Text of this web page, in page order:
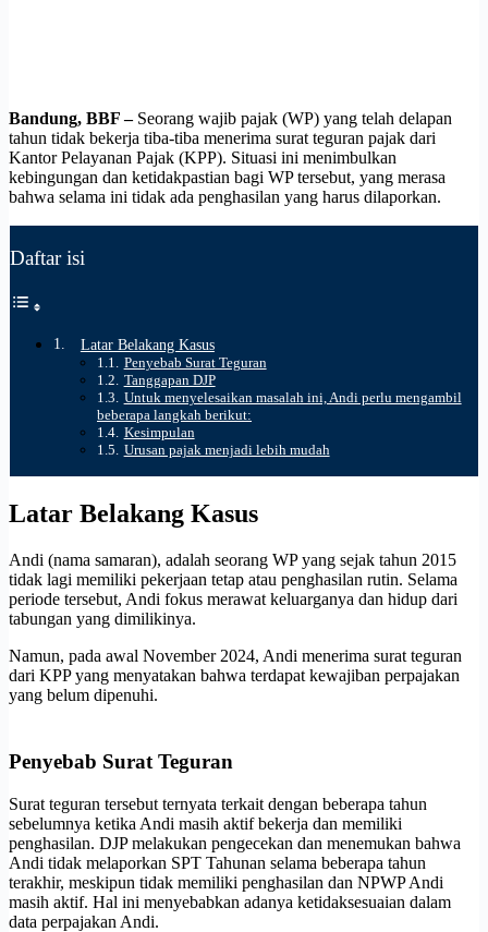
Bandung, BBF – Seorang wajib pajak (WP) yang telah delapan
tahun tidak bekerja tiba-tiba menerima surat teguran pajak dari
Kantor Pelayanan Pajak (KPP). Situasi ini menimbulkan
kebingungan dan ketidakpastian bagi WP tersebut, yang merasa
bahwa selama ini tidak ada penghasilan yang harus dilaporkan.
Daftar isi
Latar Belakang Kasus
Penyebab Surat Teguran
Tanggapan DJP
Untuk menyelesaikan masalah ini, Andi perlu mengambil
beberapa langkah berikut:
Kesimpulan
Urusan pajak menjadi lebih mudah
Latar Belakang Kasus
Andi (nama samaran), adalah seorang WP yang sejak tahun 2015
tidak lagi memiliki pekerjaan tetap atau penghasilan rutin. Selama
periode tersebut, Andi fokus merawat keluarganya dan hidup dari
tabungan yang dimilikinya.
Namun, pada awal November 2024, Andi menerima surat teguran
dari KPP yang menyatakan bahwa terdapat kewajiban perpajakan
yang belum dipenuhi.
Penyebab Surat Teguran
Surat teguran tersebut ternyata terkait dengan beberapa tahun
sebelumnya ketika Andi masih aktif bekerja dan memiliki
penghasilan. DJP melakukan pengecekan dan menemukan bahwa
Andi tidak melaporkan SPT Tahunan selama beberapa tahun
terakhir, meskipun tidak memiliki penghasilan dan NPWP Andi
masih aktif. Hal ini menyebabkan adanya ketidaksesuaian dalam
data perpajakan Andi.